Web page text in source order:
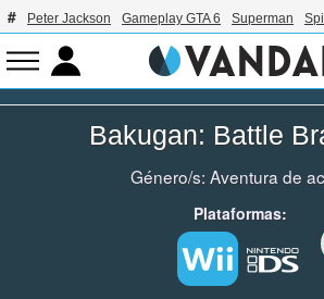
Peter Jackson Gameplay GTA 6 Superman
Bakugan: Battle
Género/s: Aventura de
Plataformas: